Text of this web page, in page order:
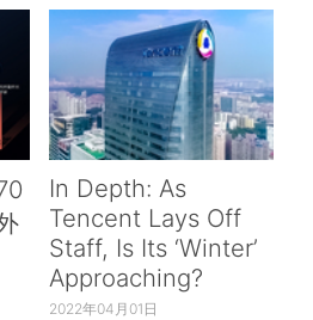
In Depth: As
Tencent Lays Off
Staff, Is Its ‘Winter’
Approaching?
2022年04月01日